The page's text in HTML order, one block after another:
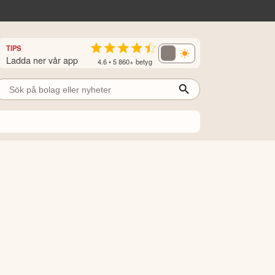
TIPS
Ladda ner vår app 4.6 • 5 860+ betyg